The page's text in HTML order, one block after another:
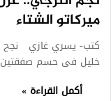
ميركاتو الشتاء
كتب- يسري غازي نجح
خليل فى حسم صفقتين
أكمل القراءة »